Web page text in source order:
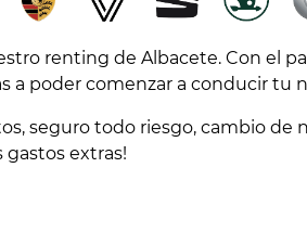
renting de Albacete. Con el
a poder comenzar a conducir tu
seguro todo riesgo, cambio
gastos extras!